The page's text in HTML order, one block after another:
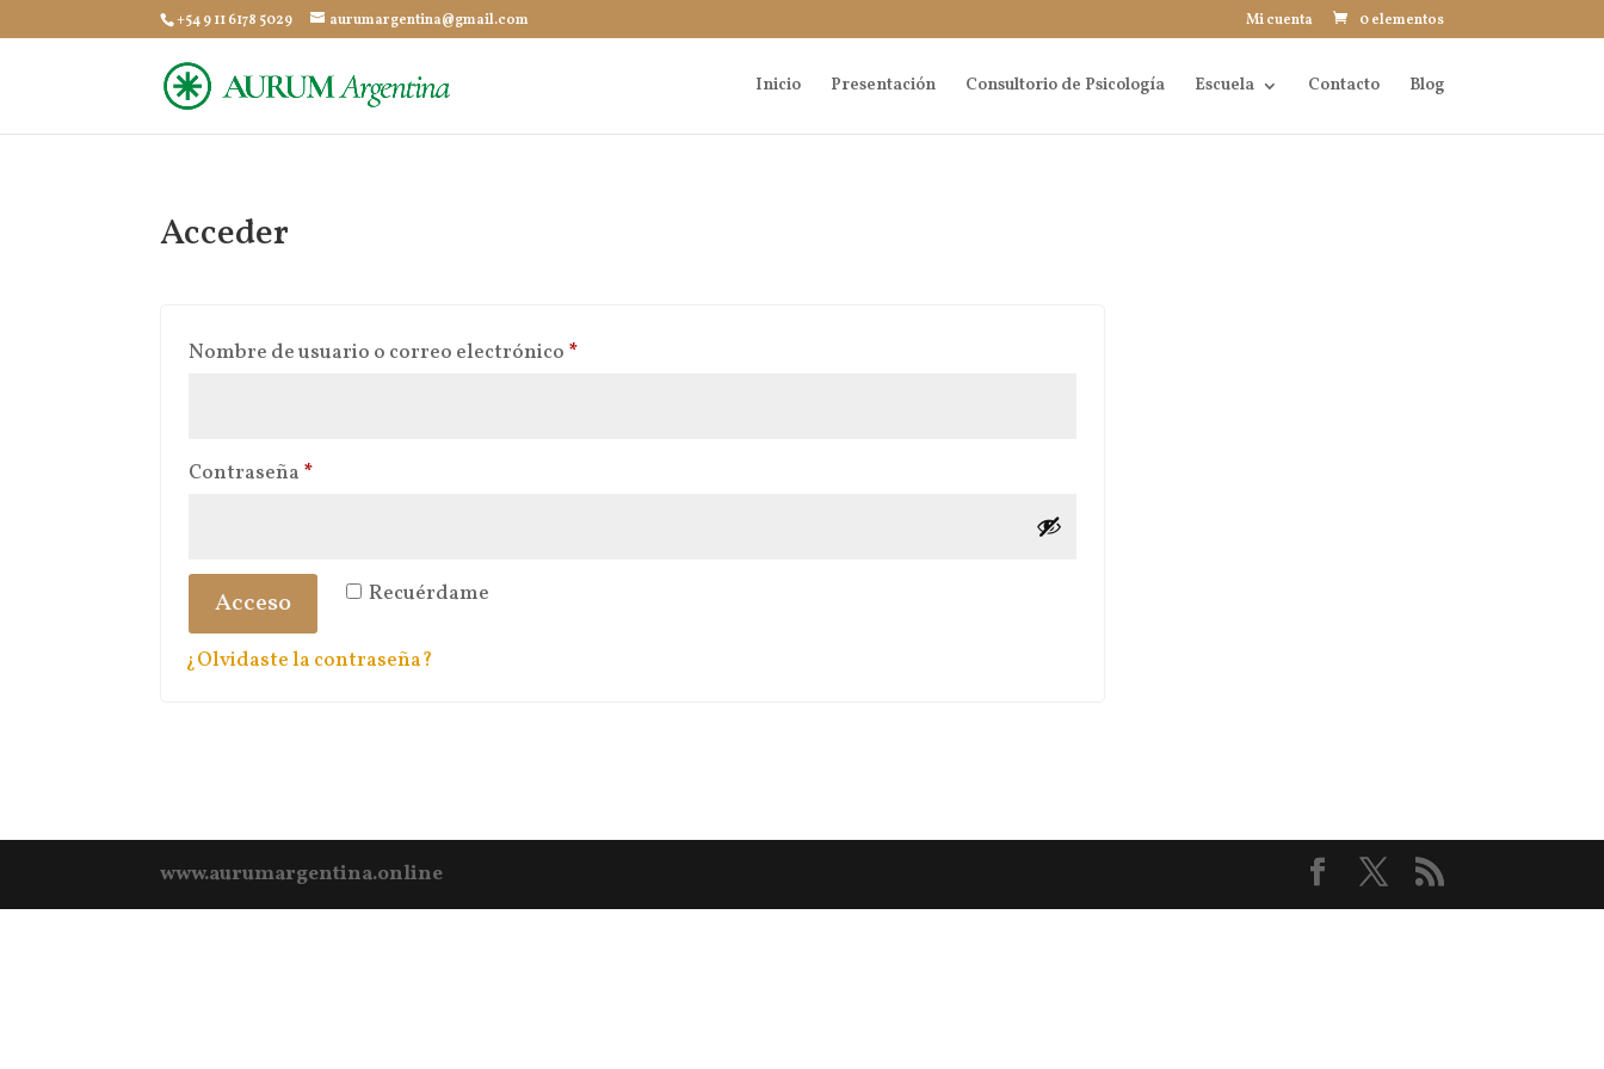
+54 9 11 6178 5029 aurumargentina@gmail.com Mi cuenta 0 elementos
Inicio Presentación Consultorio de Psicología Escuela Contacto Blog
Acceder
Nombre de usuario o correo electrónico *Obligatorio
Contraseña *Obligatorio
Recuérdame
Acceso
¿Olvidaste la contraseña?
www.aurumargentina.online